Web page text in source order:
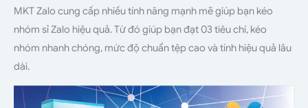
MKT Zalo cung cấp nhiều tính năng mạnh mẽ giúp bạn kéo
nhóm sỉ Zalo hiệu quả. Từ đó giúp bạn đạt 03 tiêu chí, kéo
nhóm nhanh chóng, mức độ chuẩn tệp cao và tính hiệu quả lâu
dài.